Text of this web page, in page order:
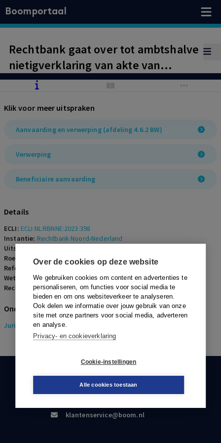
Over de cookies op deze website
We gebruiken cookies om content en advertenties te
personaliseren, om functies voor social media te
bieden en om ons websiteverkeer te analyseren.
Ook delen we informatie over jouw gebruik van onze
site met onze partners voor social media, adverteren
en analyse.
Privacy- en cookieverklaring
Cookie-instellingen
Alle cookies toestaan
Boomportaal
Rechtbank gaat over tot ambtshalve
nietigverklaring van akte van
verwerping omdat verwerpers
aanvaard
Klik voor meer uitspraken
Aanvaarding en verwerping (afdeling 4.6.2 BW)
Verwerping
Beneficiaire aanvaarding
Details
ECLI: ECLI:NL:RBNNE:2023:398
Instantie: Rechtbank Noord-Nederland
Uitspraakdatum:
Roepnaam:ECLI:NL:RBNNE:2023:398
Referentienummer:
ERF-2023-0083
Wetsartikelen:
Rechters:J.E. Biesma
Onderwerpen
Juridisch> Erfrecht
KLANTENSERVICE
088-0301000
klantenservice@boom.nl